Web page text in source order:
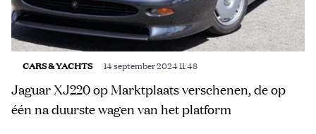
CARS & YACHTS 14 september 2024 11:48
Jaguar XJ220 op Marktplaats verschenen, de op
één na duurste wagen van het platform